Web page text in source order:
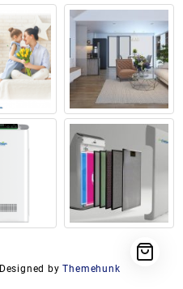
245.000 ₫.
Designed by Themehunk